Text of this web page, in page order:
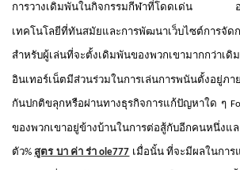
การวางเดิมพันในกิจกรรมกีฬาที่โดดเด่น
เทคโนโลยีที่ทันสมัยและการพัฒนาเว็บไซต์การจัด
สำหรับผู้เล่นที่จะตั้งเดิมพันของพวกเขามากกว่าเดิม
อินเทอร์เน็ตมีส่วนร่วมในการเล่นการพนันตั้งอยู่ภา
กันปกติขลุกหรือผ่านทางธุรกิจการแก้ปัญหาใด ๆ
ของพวกเขาอยู่ข้างบ้านในการต่อสู้กับอีกคนหนึ่งแล
ตัว%สูตร บา ค่า ร่า ole777 เมื่อนั้น ที่จะมีผลในการ